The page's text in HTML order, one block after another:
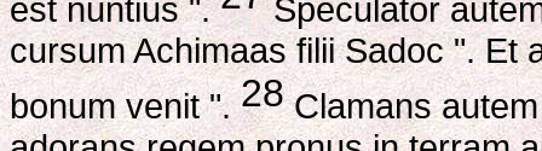
est nuntius ".
Speculator
cursum Achimaas filii Sadoc ". Et
bonum venit ".28Clamans